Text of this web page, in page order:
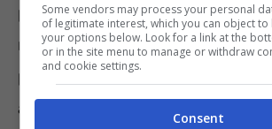
prendesse la decisione di
nostri territori unvettore
potenzialmente portatore di una
atomica, potremmo
Some vendors may process your personal
of legitimate interest, which you can object to
your options below. Look for a link at the
or in the site menu to manage or withdraw
and cookie settings.
Consent